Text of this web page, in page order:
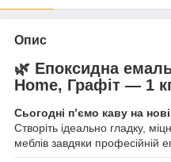
Опис
🌿 Епоксидна
Home, Графіт — 1
Сьогодні п’ємо каву на
Створіть ідеально гладку,
меблів завдяки професійній